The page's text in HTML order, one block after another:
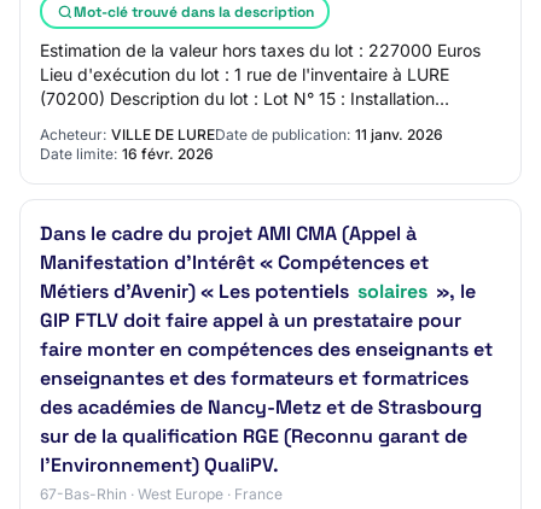
Mot-clé trouvé dans la description
Estimation de la valeur hors taxes du lot : 227000 Euros
Lieu d'exécution du lot : 1 rue de l'inventaire à LURE
(70200) Description du lot : Lot N° 15 : Installation
Acheteur: VILLE DE LUREDate de publication: 11 janv. 2026
Date limite: 16 févr. 2026
Dans le cadre du projet AMI CMA (Appel à
Manifestation d’Intérêt « Compétences et
Métiers d’Avenir) « Les potentiels solaires », le
GIP FTLV doit faire appel à un prestataire pour
faire monter en compétences des enseignants et
enseignantes et des formateurs et formatrices
des académies de Nancy-Metz et de Strasbourg
sur de la qualification RGE (Reconnu garant de
l’Environnement) QualiPV.
67-Bas-Rhin · West Europe · France